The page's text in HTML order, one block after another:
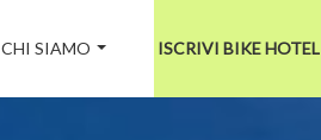
CHI SIAMO ISCRIVI BIKE HOTEL